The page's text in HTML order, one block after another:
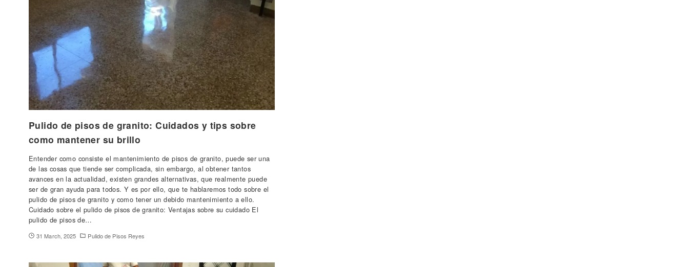
Pulido de pisos de granito: Cuidados y tips sobre
como mantener su brillo
Entender como consiste el mantenimiento de pisos de granito, puede ser una
de las cosas que tiende ser complicada, sin embargo, al obtener tantos
avances en la actualidad, existen grandes alternativas, que realmente puede
ser de gran ayuda para todos. Y es por ello, que te hablaremos todo sobre el
pulido de pisos de granito y como tener un debido mantenimiento a ello.
Cuidado sobre el pulido de pisos de granito: Ventajas sobre su cuidado El
pulido de pisos de…
31 March, 2025 Pulido de Pisos Reyes